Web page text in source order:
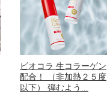
ビオコラ 生コラーゲン
配合！ （非加熱２５度
以下） 弾むよう...